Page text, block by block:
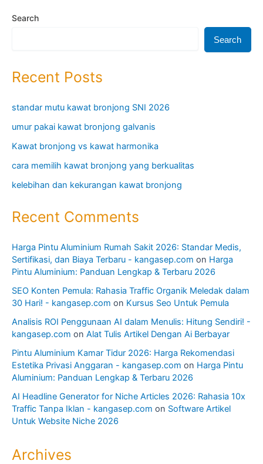
Search
Search
Recent Posts
standar mutu kawat bronjong SNI 2026
umur pakai kawat bronjong galvanis
Kawat bronjong vs kawat harmonika
cara memilih kawat bronjong yang berkualitas
kelebihan dan kekurangan kawat bronjong
Recent Comments
Harga Pintu Aluminium Rumah Sakit 2026: Standar Medis,
Sertifikasi, dan Biaya Terbaru - kangasep.com on Harga
Pintu Aluminium: Panduan Lengkap & Terbaru 2026
SEO Konten Pemula: Rahasia Traffic Organik Meledak dalam
30 Hari! - kangasep.com on Kursus Seo Untuk Pemula
Analisis ROI Penggunaan AI dalam Menulis: Hitung Sendiri! -
kangasep.com on Alat Tulis Artikel Dengan Ai Berbayar
Pintu Aluminium Kamar Tidur 2026: Harga Rekomendasi
Estetika Privasi Anggaran - kangasep.com on Harga Pintu
Aluminium: Panduan Lengkap & Terbaru 2026
AI Headline Generator for Niche Articles 2026: Rahasia 10x
Traffic Tanpa Iklan - kangasep.com on Software Artikel
Untuk Website Niche 2026
Archives